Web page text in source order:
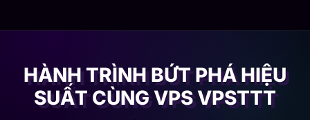
HÀNH TRÌNH BỨT PHÁ HIỆU
SUẤT CÙNG VPS VPSTTT
Từ những website có điểm hiệu suất thấp, khách hàng đã